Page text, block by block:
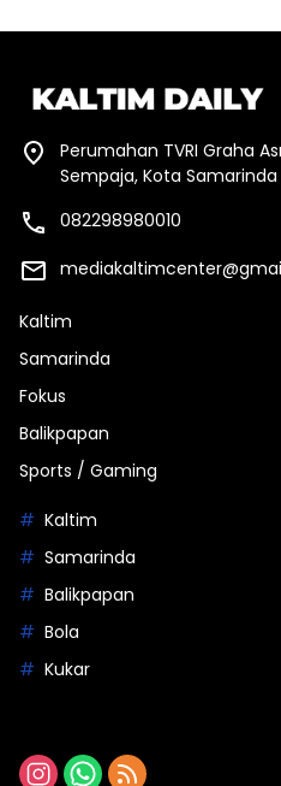
Perumahan TVRI Graha
Sempaja, Kota Samarinda
082298980010
Kaltim
Samarinda
Fokus
Balikpapan
Sports / Gaming
Kaltim
Samarinda
Balikpapan
Bola
Kukar